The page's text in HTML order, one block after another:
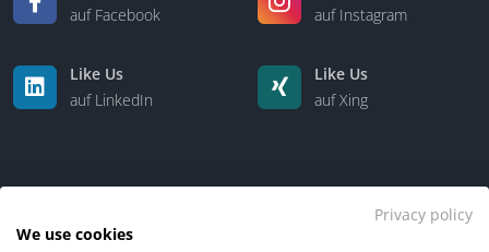
auf Facebook
auf Instagram
Like Us
auf LinkedIn
Like Us
auf Xing
Privacy policy
We use cookies